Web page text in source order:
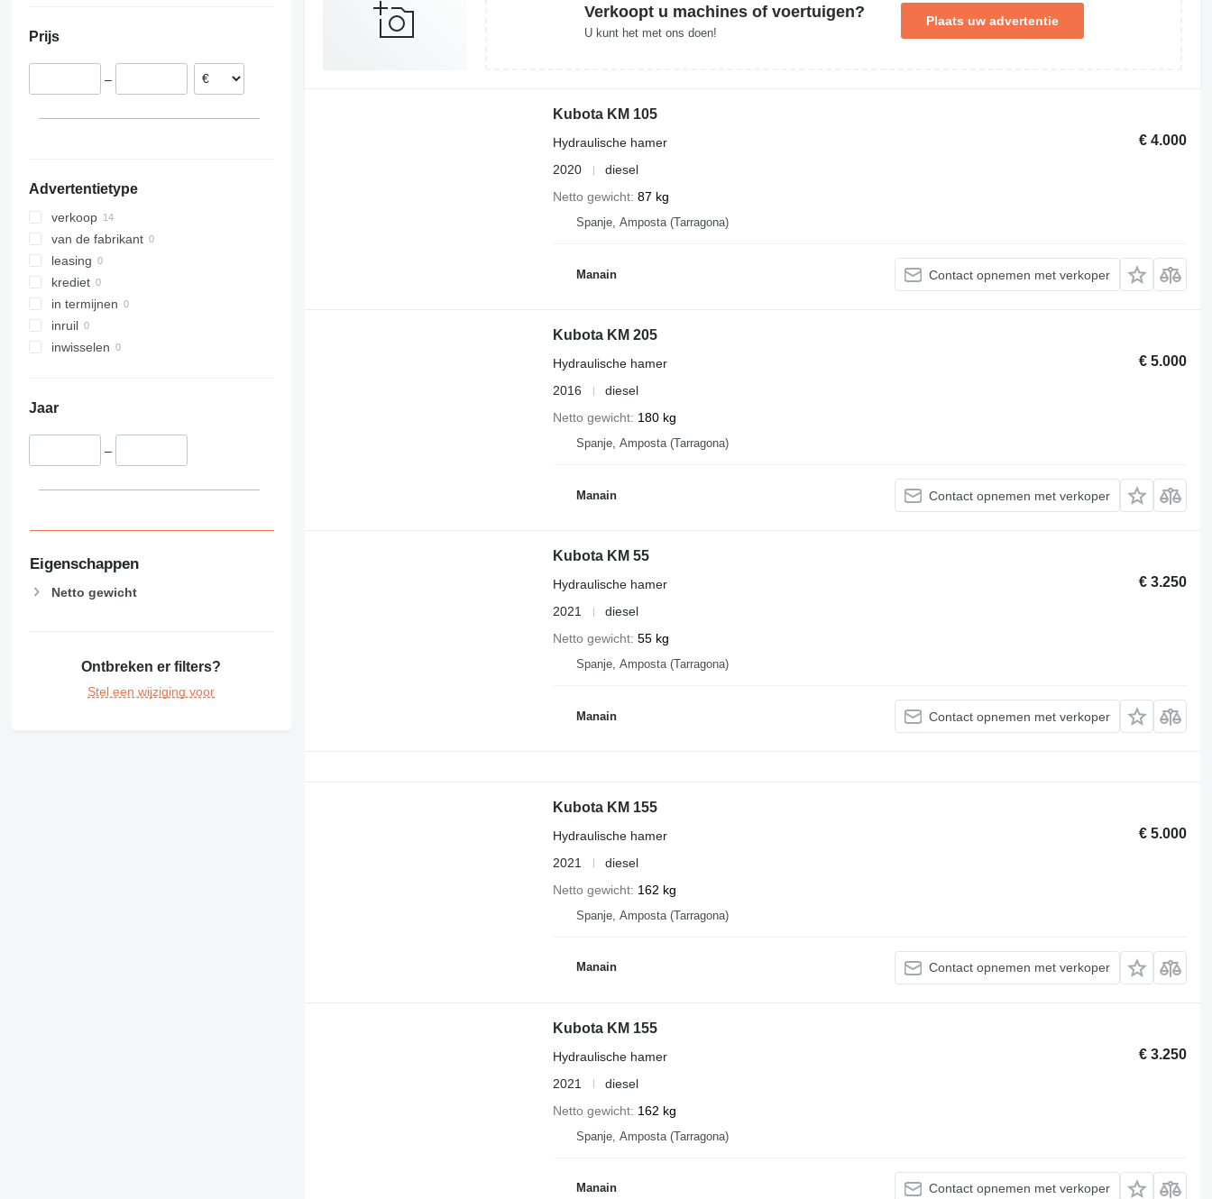
Roemenië
Oostenrijk
Prijs
–
Advertentietype
verkoop
van de fabrikant
leasing
krediet
in termijnen
inruil
inwisselen
Jaar
–
Eigenschappen
Netto gewicht
Ontbreken er filters?
Stel een wijziging voor
Verkoopt u machines of voertuigen?
U kunt het met ons doen!
Plaats uw advertentie
Kubota KM 105
€ 4.000
Hydraulische hamer
2020
diesel
Netto gewicht 87 kg
Spanje, Amposta (Tarragona)
Manain Contact opnemen met verkoper
Kubota KM 205
€ 5.000
Hydraulische hamer
2016
diesel
Netto gewicht 180 kg
Spanje, Amposta (Tarragona)
Manain Contact opnemen met verkoper
Kubota KM 55
€ 3.250
Hydraulische hamer
2021
diesel
Netto gewicht 55 kg
Spanje, Amposta (Tarragona)
Manain Contact opnemen met verkoper
Kubota KM 155
€ 5.000
Hydraulische hamer
2021
diesel
Netto gewicht 162 kg
Spanje, Amposta (Tarragona)
Manain Contact opnemen met verkoper
Kubota KM 155
€ 3.250
Hydraulische hamer
2021
diesel
Netto gewicht 162 kg
Spanje, Amposta (Tarragona)
Manain Contact opnemen met verkoper